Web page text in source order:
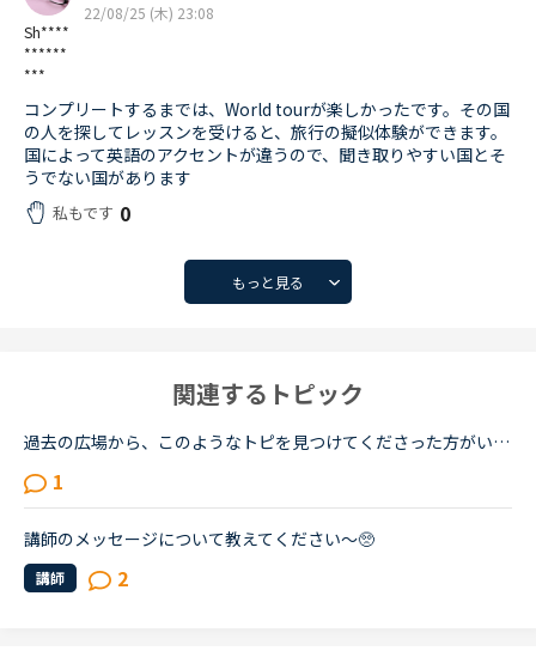
Sh****
******
***
22/08/25 (木) 23:08
コンプリートするまでは、World tourが楽しかったです。その国
の人を探してレッスンを受けると、旅行の擬似体験ができます。
国によって英語のアクセントが違うので、聞き取りやすい国とそ
うでない国があります
私もです 0
もっと見る
関連するトピック
過去の広場から、このようなトピを見つけてくださった方がいらっしゃって、そのまま運営に投げかけてみました。返答を待ちたいと思います。いい加減、自分がストーカーみたくなっていて、私って暇人。我ながらア...
1
講師のメッセージについて教えてください〜🥺
講師 2